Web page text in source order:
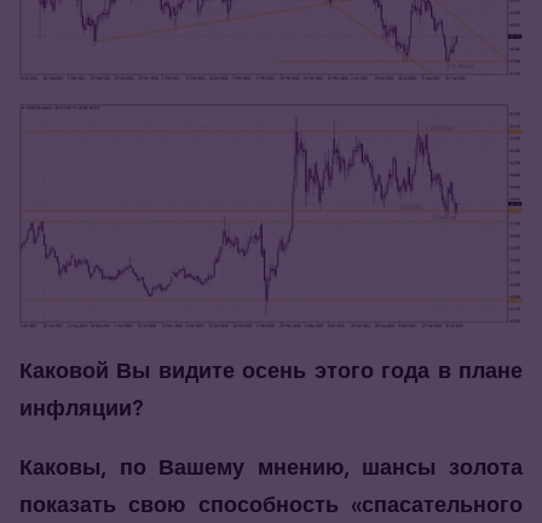
Каковой Вы видите осень этого года в плане
инфляции?
Каковы, по Вашему мнению, шансы золота
показать свою способность «спасательного